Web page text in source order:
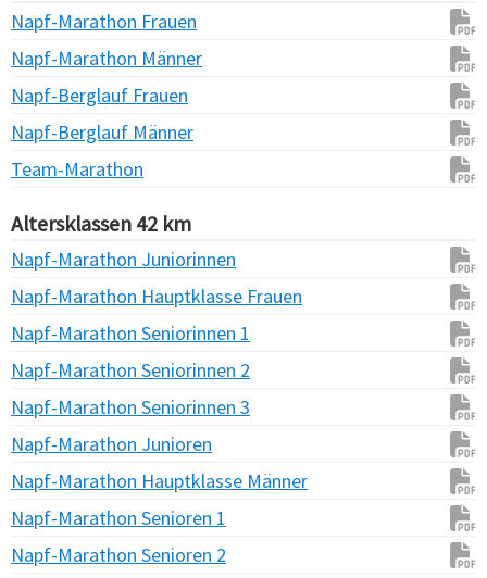
Napf-Marathon Frauen
Napf-Marathon Männer
Napf-Berglauf Frauen
Napf-Berglauf Männer
Team-Marathon
Altersklassen 42 km
Napf-Marathon Juniorinnen
Napf-Marathon Hauptklasse Frauen
Napf-Marathon Seniorinnen 1
Napf-Marathon Seniorinnen 2
Napf-Marathon Seniorinnen 3
Napf-Marathon Junioren
Napf-Marathon Hauptklasse Männer
Napf-Marathon Senioren 1
Napf-Marathon Senioren 2